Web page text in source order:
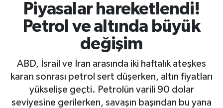
Piyasalar hareketlendi!
Petrol ve altında büyük
değişim
ABD, İsrail ve İran arasında iki haftalık ateşkes
kararı sonrası petrol sert düşerken, altın fiyatları
yükselişe geçti. Petrolün varili 90 dolar
seviyesine gerilerken, savaşın başından bu yana
Süper Lig Puan Durumu ve Fikstür
Tüm Manşetler
Son Dakika Haberleri
Haber Arşivi